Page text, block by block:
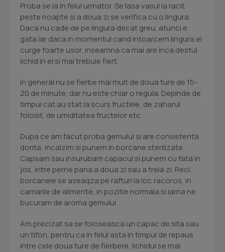
Proba se ia in felul urmator. Se lasa vasul la racit
peste noapte si a doua zi se verifica cu o lingura.
Daca nu cade de pe lingura decat greu, atunci e
gata iar daca in momentul cand intoarcem lingura el
curge foarte usor, inseamna ca mai are inca destul
lichid in el si mai trebuie fiert.
In general nu se fierbe mai mult de doua ture de 15-
20 de minute, dar nu este chiar o regula. Depinde de
timpul cat au stat la scurs fructele, de zaharul
folosit, de umiditatea fructelor etc.
Dupa ce am facut proba gemului si are consistenta
dorita, incalzim si punem in borcane sterilizate.
Capsam sau insurubam capacul si punem cu fata in
jos, intre perne pana a doua zi sau a treia zi. Reci,
borcanele se aseaqza pe rafturi la loc racoros, in
camarile de alimente, in pozitie normala si iarna ne
bucuram de aroma gemului
Am precizat sa se foloseasca un capac de sita sau
un tifon, pentru ca in felul asta in timpul de repaus
intre cele doua ture de fierbere, lichidul se mai